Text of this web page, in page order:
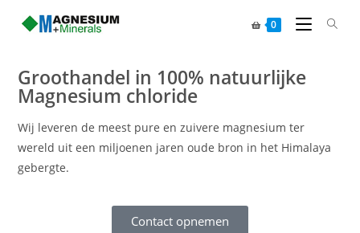
0
Groothandel in 100% natuurlijke
Magnesium chloride
Wij leveren de meest pure en zuivere magnesium ter
wereld uit een miljoenen jaren oude bron in het Himalaya
gebergte.
Contact opnemen